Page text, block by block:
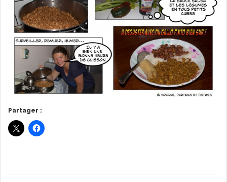
Partager :